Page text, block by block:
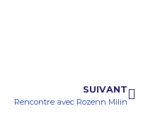
SUIVANT
Rencontre avec Rozenn Milin